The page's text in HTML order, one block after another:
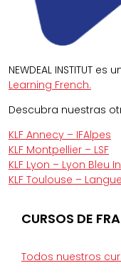
NEWDEAL INSTITUT
Learning French.
Descubra nuestras
KLF Annecy – IFAlpes
KLF Montpellier – LSF
KLF Lyon – Lyon Bleu
KLF Toulouse –
CURSOS DE
Todos nuestros